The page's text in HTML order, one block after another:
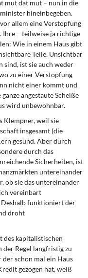
mut dat mut – nun in die
hineinbegeben.
allem eine Verstopfung
Ihre – teilweise ja richtige
Wie in einem Haus gibt
Teile. Unsichtbar
sind, ist sie auch weder
zu einer Verstopfung
nicht einer kommt und
angestaute Scheiße
wird unbewohnbar.
Klempner, weil sie
insgesamt (die
gesund. Aber durch
durch das
Sicherheiten, ist
untereinander
ob sie das untereinander
vereinbart
Deshalb funktioniert der
droht
des kapitalistischen
der Regel langfristig zu
der schon mal ein Haus
gezogen hat, weiß